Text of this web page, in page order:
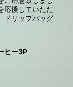
応援していただ
ドリップバッグ
ヒー3P